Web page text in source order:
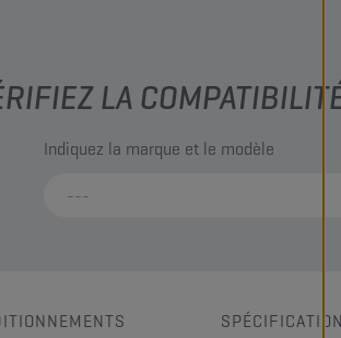
LA
Indiquez la marque et le modèle